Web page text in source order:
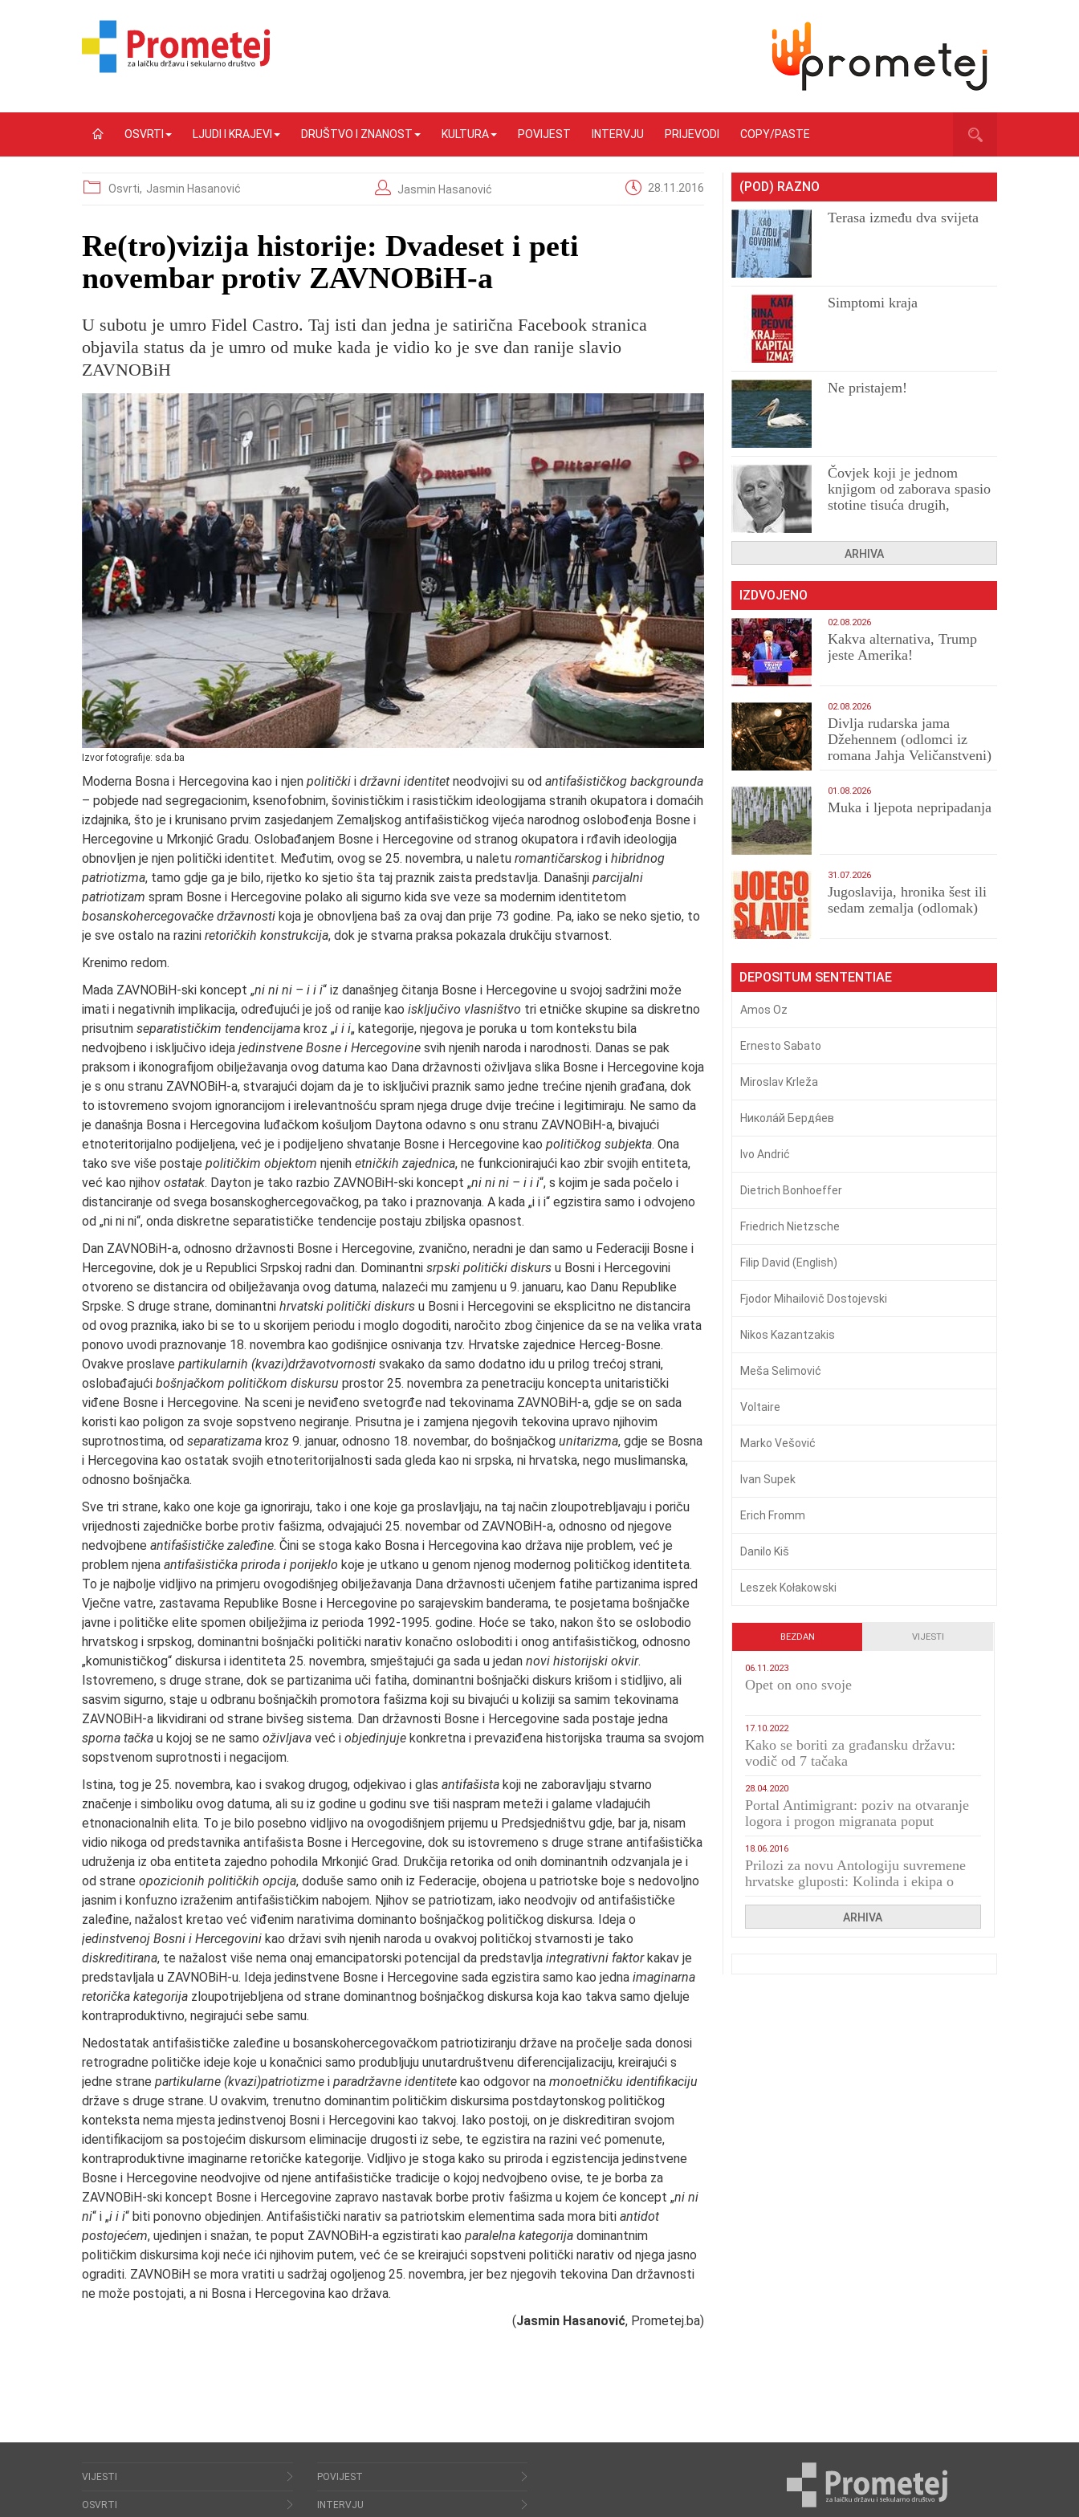
OSVRTI LJUDI I KRAJEVI DRUŠTVO I ZNANOST KULTURA POVIJEST INTERVJU PRIJEVODI COPY/PASTE
Osvrti, Jasmin Hasanović Jasmin Hasanović 28.11.2016
Re(tro)vizija historije: Dvadeset i peti
novembar protiv ZAVNOBiH-a
U subotu je umro Fidel Castro. Taj isti dan jedna je satirična Facebook stranica
objavila status da je umro od muke kada je vidio ko je sve dan ranije slavio
ZAVNOBiH
Izvor fotografije: sda.ba
Moderna Bosna i Hercegovina kao i njen politički i državni identitet neodvojivi su od antifašističkog backgrounda
– pobjede nad segregacionim, ksenofobnim, šovinističkim i rasističkim ideologijama stranih okupatora i domaćih
izdajnika, što je i krunisano prvim zasjedanjem Zemaljskog antifašističkog vijeća narodnog oslobođenja Bosne i
Hercegovine u Mrkonjić Gradu. Oslobađanjem Bosne i Hercegovine od stranog okupatora i rđavih ideologija
obnovljen je njen politički identitet. Međutim, ovog se 25. novembra, u naletu romantičarskog i hibridnog
patriotizma, tamo gdje ga je bilo, rijetko ko sjetio šta taj praznik zaista predstavlja. Današnji parcijalni
patriotizam spram Bosne i Hercegovine polako ali sigurno kida sve veze sa modernim identitetom
bosanskohercegovačke državnosti koja je obnovljena baš za ovaj dan prije 73 godine. Pa, iako se neko sjetio, to
je sve ostalo na razini retoričkih konstrukcija, dok je stvarna praksa pokazala drukčiju stvarnost.
Krenimo redom.
Mada ZAVNOBiH-ski koncept „ni ni ni – i i i“ iz današnjeg čitanja Bosne i Hercegovine u svojoj sadržini može
imati i negativnih implikacija, određujući je još od ranije kao isključivo vlasništvo tri etničke skupine sa diskretno
prisutnim separatističkim tendencijama kroz „i i i„ kategorije, njegova je poruka u tom kontekstu bila
nedvojbeno i isključivo ideja jedinstvene Bosne i Hercegovine svih njenih naroda i narodnosti. Danas se pak
praksom i ikonografijom obilježavanja ovog datuma kao Dana državnosti oživljava slika Bosne i Hercegovine koja
je s onu stranu ZAVNOBiH-a, stvarajući dojam da je to isključivi praznik samo jedne trećine njenih građana, dok
to istovremeno svojom ignorancijom i irelevantnošću spram njega druge dvije trećine i legitimiraju. Ne samo da
je današnja Bosna i Hercegovina luđačkom košuljom Daytona odavno s onu stranu ZAVNOBiH-a, bivajući
etnoteritorijalno podijeljena, već je i podijeljeno shvatanje Bosne i Hercegovine kao političkog subjekta. Ona
tako sve više postaje političkim objektom njenih etničkih zajednica, ne funkcionirajući kao zbir svojih entiteta,
već kao njihov ostatak. Dayton je tako razbio ZAVNOBiH-ski koncept „ni ni ni – i i i“, s kojim je sada počelo i
distanciranje od svega bosanskoghercegovačkog, pa tako i praznovanja. A kada „i i i“ egzistira samo i odvojeno
od „ni ni ni“, onda diskretne separatističke tendencije postaju zbiljska opasnost.
Dan ZAVNOBiH-a, odnosno državnosti Bosne i Hercegovine, zvanično, neradni je dan samo u Federaciji Bosne i
Hercegovine, dok je u Republici Srpskoj radni dan. Dominantni srpski politički diskurs u Bosni i Hercegovini
otvoreno se distancira od obilježavanja ovog datuma, nalazeći mu zamjenu u 9. januaru, kao Danu Republike
Srpske. S druge strane, dominantni hrvatski politički diskurs u Bosni i Hercegovini se eksplicitno ne distancira
od ovog praznika, iako bi se to u skorijem periodu i moglo dogoditi, naročito zbog činjenice da se na velika vrata
ponovo uvodi praznovanje 18. novembra kao godišnjice osnivanja tzv. Hrvatske zajednice Herceg-Bosne.
Ovakve proslave partikularnih (kvazi)državotvornosti svakako da samo dodatno idu u prilog trećoj strani,
oslobađajući bošnjačkom političkom diskursu prostor 25. novembra za penetraciju koncepta unitaristički
viđene Bosne i Hercegovine. Na sceni je neviđeno svetogrđe nad tekovinama ZAVNOBiH-a, gdje se on sada
koristi kao poligon za svoje sopstveno negiranje. Prisutna je i zamjena njegovih tekovina upravo njihovim
suprotnostima, od separatizama kroz 9. januar, odnosno 18. novembar, do bošnjačkog unitarizma, gdje se Bosna
i Hercegovina kao ostatak svojih etnoteritorijalnosti sada gleda kao ni srpska, ni hrvatska, nego muslimanska,
odnosno bošnjačka.
Sve tri strane, kako one koje ga ignoriraju, tako i one koje ga proslavljaju, na taj način zloupotrebljavaju i poriču
vrijednosti zajedničke borbe protiv fašizma, odvajajući 25. novembar od ZAVNOBiH-a, odnosno od njegove
nedvojbene antifašističke zaleđine. Čini se stoga kako Bosna i Hercegovina kao država nije problem, već je
problem njena antifašistička priroda i porijeklo koje je utkano u genom njenog modernog političkog identiteta.
To je najbolje vidljivo na primjeru ovogodišnjeg obilježavanja Dana državnosti učenjem fatihe partizanima ispred
Vječne vatre, zastavama Republike Bosne i Hercegovine po sarajevskim banderama, te posjetama bošnjačke
javne i političke elite spomen obilježjima iz perioda 1992-1995. godine. Hoće se tako, nakon što se oslobodio
hrvatskog i srpskog, dominantni bošnjački politički narativ konačno osloboditi i onog antifašističkog, odnosno
„komunističkog“ diskursa i identiteta 25. novembra, smještajući ga sada u jedan novi historijski okvir.
Istovremeno, s druge strane, dok se partizanima uči fatiha, dominantni bošnjački diskurs krišom i stidljivo, ali
sasvim sigurno, staje u odbranu bošnjačkih promotora fašizma koji su bivajući u koliziji sa samim tekovinama
ZAVNOBiH-a likvidirani od strane bivšeg sistema. Dan državnosti Bosne i Hercegovine sada postaje jedna
sporna tačka u kojoj se ne samo oživljava već i objedinjuje konkretna i prevaziđena historijska trauma sa svojom
sopstvenom suprotnosti i negacijom.
Istina, tog je 25. novembra, kao i svakog drugog, odjekivao i glas antifašista koji ne zaboravljaju stvarno
značenje i simboliku ovog datuma, ali su iz godine u godinu sve tiši naspram meteži i galame vladajućih
etnonacionalnih elita. To je bilo posebno vidljivo na ovogodišnjem prijemu u Predsjedništvu gdje, bar ja, nisam
vidio nikoga od predstavnika antifašista Bosne i Hercegovine, dok su istovremeno s druge strane antifašistička
udruženja iz oba entiteta zajedno pohodila Mrkonjić Grad. Drukčija retorika od onih dominantnih odzvanjala je i
od strane opozicionih političkih opcija, doduše samo onih iz Federacije, obojena u patriotske boje s nedovoljno
jasnim i konfuzno izraženim antifašističkim nabojem. Njihov se patriotizam, iako neodvojiv od antifašističke
zaleđine, nažalost kretao već viđenim narativima dominanto bošnjačkog političkog diskursa. Ideja o
jedinstvenoj Bosni i Hercegovini kao državi svih njenih naroda u ovakvoj političkoj stvarnosti je tako
diskreditirana, te nažalost više nema onaj emancipatorski potencijal da predstavlja integrativni faktorkakav je
predstavljala u ZAVNOBiH-u. Ideja jedinstvene Bosne i Hercegovine sada egzistira samo kao jedna imaginarna
retorička kategorija zloupotrijebljena od strane dominantnog bošnjačkog diskursa koja kao takva samo djeluje
kontraproduktivno, negirajući sebe samu.
Nedostatak antifašističke zaleđine u bosanskohercegovačkom patriotiziranju države na pročelje sada donosi
retrogradne političke ideje koje u konačnici samo produbljuju unutardruštvenu diferencijalizaciju, kreirajući s
jedne strane partikularne (kvazi)patriotizme i paradržavne identitete kao odgovor na monoetničku identifikaciju
države s druge strane. U ovakvim, trenutno dominantim političkim diskursima postdaytonskog političkog
konteksta nema mjesta jedinstvenoj Bosni i Hercegovini kao takvoj. Iako postoji, on je diskreditiran svojom
identifikacijom sa postojećim diskursom eliminacije drugosti iz sebe, te egzistira na razini već pomenute,
kontraproduktivne imaginarne retoričke kategorije. Vidljivo je stoga kako su priroda i egzistencija jedinstvene
Bosne i Hercegovine neodvojive od njene antifašističke tradicije o kojoj nedvojbeno ovise, te je borba za
ZAVNOBiH-ski koncept Bosne i Hercegovine zapravo nastavak borbe protiv fašizma u kojem će koncept „ni ni
ni“ i „i i i“ biti ponovno objedinjen. Antifašistički narativ sa patriotskim elementima sada mora biti antidot
postojećem, ujedinjen i snažan, te poput ZAVNOBiH-a egzistirati kao paralelna kategorija dominantnim
političkim diskursima koji neće ići njihovim putem, već će se kreirajući sopstveni politički narativ od njega jasno
ograditi. ZAVNOBiH se mora vratiti u sadržaj ogoljenog 25. novembra, jer bez njegovih tekovina Dan državnosti
ne može postojati, a ni Bosna i Hercegovina kao država.
(Jasmin Hasanović, Prometej.ba)
(POD) RAZNO
Terasa između dva svijeta
Simptomi kraja
Ne pristajem!
Čovjek koji je jednom
knjigom od zaborava spasio
stotine tisuća drugih,
ARHIVA
IZDVOJENO
02.08.2026
Kakva alternativa, Trump
jeste Amerika!
02.08.2026
Divlja rudarska jama
Džehennem (odlomci iz
romana Jahja Veličanstveni)
01.08.2026
Muka i ljepota nepripadanja
31.07.2026
Jugoslavija, hronika šest ili
sedam zemalja (odlomak)
DEPOSITUM SENTENTIAE
Amos Oz
Ernesto Sabato
Miroslav Krleža
Никола́й Бердя́ев
Ivo Andrić
Dietrich Bonhoeffer
Friedrich Nietzsche
Filip David (English)
Fjodor Mihailovič Dostojevski
Nikos Kazantzakis
Meša Selimović
Voltaire
Marko Vešović
Ivan Supek
Erich Fromm
Danilo Kiš
Leszek Kołakowski
BEZDAN VIJESTI
06.11.2023
​Opet on ono svoje
17.10.2022
Kako se boriti za građansku državu:
vodič od 7 tačaka
28.04.2020
Portal Antimigrant: poziv na otvaranje
logora i progon migranata poput
18.06.2016
Prilozi za novu Antologiju suvremene
hrvatske gluposti: Kolinda i ekipa o
ARHIVA
VIJESTI
OSVRTI
POVIJEST
INTERVJU